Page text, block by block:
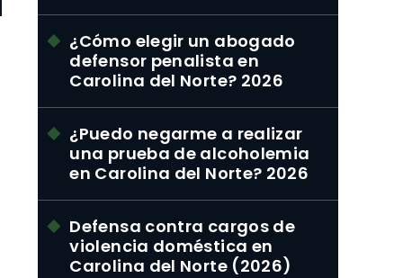
¿Cómo elegir un abogado
defensor penalista en
Carolina del Norte? 2026
¿Puedo negarme a realizar
una prueba de alcoholemia
en Carolina del Norte? 2026
Defensa contra cargos de
violencia doméstica en
Carolina del Norte (2026)